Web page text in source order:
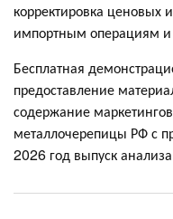
корректировка ценовых
импортным операциям и
Бесплатная
предоставление
содержание
металлочерепицы РФ с
2026 год выпуск